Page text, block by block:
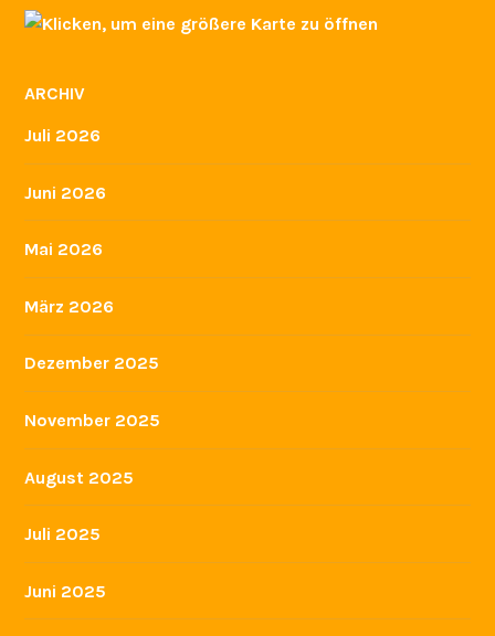
ARCHIV
Juli 2026
Juni 2026
Mai 2026
März 2026
Dezember 2025
November 2025
August 2025
Juli 2025
Juni 2025